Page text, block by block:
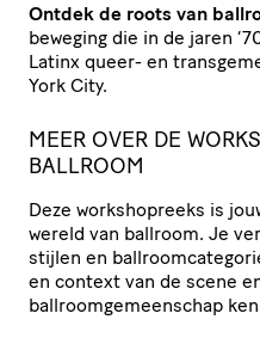
Ontdek de roots van
beweging die in de jaren
Latinx queer- en
York City.
MEER OVER DE
BALLROOM
Deze workshopreeks is
wereld van ballroom. Je
stijlen en
en context van de scene
ballroomgemeenschap